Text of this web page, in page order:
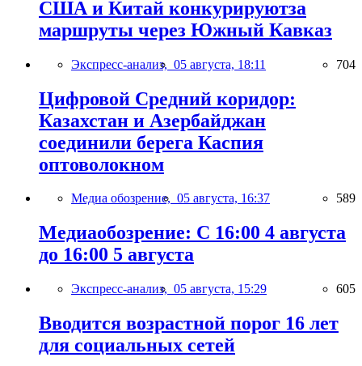
США и Китай конкурируютза
маршруты через Южный Кавказ
Экспресс-анализ, 05 августа, 18:11 704
Цифровой Средний коридор:
Казахстан и Азербайджан
соединили берега Каспия
оптоволокном
Медиа обозрение, 05 августа, 16:37 589
Медиаобозрение: С 16:00 4 августа
до 16:00 5 августа
Экспресс-анализ, 05 августа, 15:29 605
Вводится возрастной порог 16 лет
для социальных сетей